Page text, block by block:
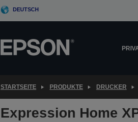
DEUTSCH
STARTSEITE PRODUKTE DRUCKER
Expression Home